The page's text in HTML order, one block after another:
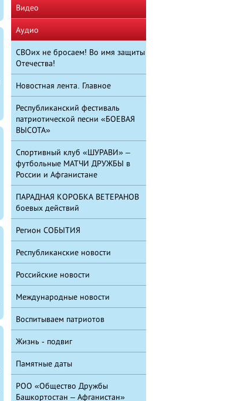
Видео
Аудио
СВОих не бросаем! Во имя защиты
Отечества!
Новостная лента. Главное
Республиканский фестиваль
патриотической песни «БОЕВАЯ
ВЫСОТА»
Спортивный клуб «ШУРАВИ» –
футбольные МАТЧИ ДРУЖБЫ в
России и Афганистане
ПАРАДНАЯ КОРОБКА ВЕТЕРАНОВ
боевых действий
Регион СОБЫТИЯ
Республиканские новости
Российские новости
Международные новости
Воспитываем патриотов
Жизнь - подвиг
Памятные даты
РОО «Общество Дружбы
Башкортостан – Афганистан»